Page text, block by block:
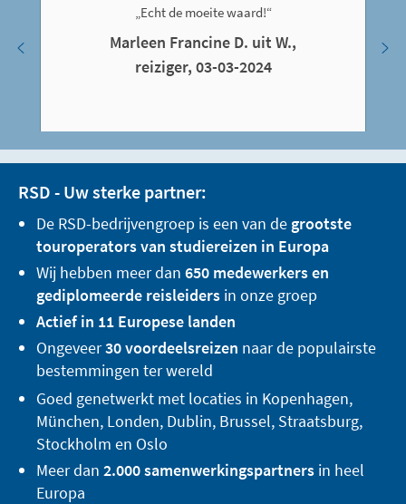
„Echt de moeite waard!“
Marleen Francine D. uit W.,
reiziger, 03-03-2024
RSD - Uw sterke partner:
De RSD-bedrijvengroep is een van de grootste
touroperators van studiereizen in Europa
Wij hebben meer dan 650 medewerkers en
gediplomeerde reisleiders in onze groep
Actief in 11 Europese landen
Ongeveer30 voordeelsreizen naar de populairste
bestemmingen ter wereld
Goed genetwerkt met locaties in Kopenhagen,
München, Londen, Dublin, Brussel, Straatsburg,
Stockholm en Oslo
Meer dan 2.000 samenwerkingspartners in heel
Europa